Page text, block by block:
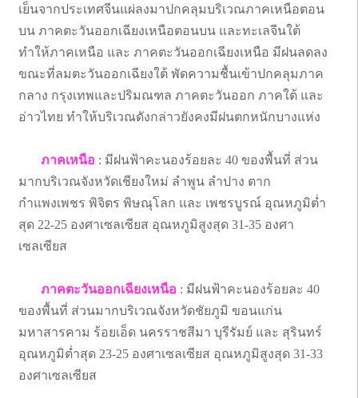
เย็นจากประเทศจีนแผ่ลงมาปกคลุมบริเวณภาคเหนือตอน
บน ภาคตะวันออกเฉียงเหนือตอนบน และทะเลจีนใต้
ทำให้ภาคเหนือ และ ภาคตะวันออกเฉียงเหนือ มีฝนลดลง
ขณะที่ลมตะวันออกเฉียงใต้ พัดความชื้นเข้าปกคลุมภาค
กลาง กรุงเทพและปริมณฑล ภาคตะวันออก ภาคใต้ และ
อ่าวไทย ทำให้บริเวณดังกล่าวยังคงมีฝนตกหนักบางแห่ง
ภาคเหนือ : มีฝนฟ้าคะนองร้อยละ 40 ของพื้นที่ ส่วน
มากบริเวณจังหวัดเชียงใหม่ ลำพูน ลำปาง ตาก
กำแพงเพชร พิจิตร พิษณุโลก และ เพชรบูรณ์ อุณหภูมิต่ำ
สุด 22-25 องศาเซลเซียส อุณหภูมิสูงสุด 31-35 องศา
เซลเซียส
ภาคตะวันออกเฉียงเหนือ : มีฝนฟ้าคะนองร้อยละ 40
ของพื้นที่ ส่วนมากบริเวณจังหวัดชัยภูมิ ขอนแก่น
มหาสารคาม ร้อยเอ็ด นครราชสีมา บุรีรัมย์ และ สุรินทร์
อุณหภูมิต่ำสุด 23-25 องศาเซลเซียส อุณหภูมิสูงสุด 31-33
องศาเซลเซียส